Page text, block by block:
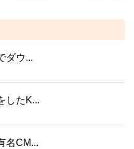
ダウ...
したK...
名CM...